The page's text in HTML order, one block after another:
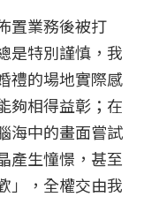
置業務後被打
是特別謹慎，我
禮的場地實際感
夠相得益彰；在
海中的畫面嘗試
產生憧憬，甚至
」，全權交由我